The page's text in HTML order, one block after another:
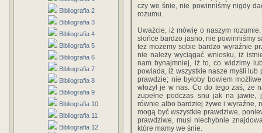
Bibliografia 2
Bibliografia 3
Bibliografia 4
Bibliografia 5
Bibliografia 6
Bibliografia 7
Bibliografia 8
Bibliografia 9
Bibliografia 10
Bibliografia 11
Bibliografia 12
czy we śnie, nie powinniśmy nigdy
rozumu.
Uważcie, iż mówię o naszym
słońce bardzo jasno, nie powinniśmy
też możemy sobie bardzo wyraźnie
nie należy wyciągać wniosku, iż
nam bynajmniej, iż to, co widzimy
powiada, iż wszystkie nasze myśli
prawdzie; nie byłoby bowiem
włożył je w nas. Co do tego zaś, że
zupełne podczas snu jak na jawie,
równie albo bardziej żywe i wyraźne,
mogą być wszystkie prawdziwe,
prawdziwe, musi niechybnie
które mamy we śnie.